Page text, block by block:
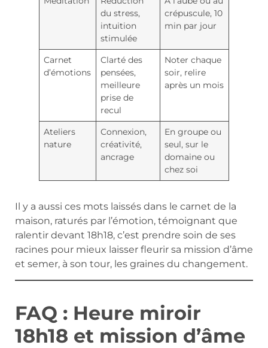
du stress,
intuition
stimulée
crépuscule, 10
min par jour
Carnet
d’émotions
Clarté des
pensées,
meilleure
prise de
recul
Noter chaque
soir, relire
après un mois
Ateliers
nature
Connexion,
créativité,
ancrage
En groupe ou
seul, sur le
domaine ou
chez soi
Il y a aussi ces mots laissés dans le carnet de la
maison, raturés par l’émotion, témoignant que
ralentir devant 18h18, c’est prendre soin de ses
racines pour mieux laisser fleurir sa mission d’âme
et semer, à son tour, les graines du changement.
FAQ : Heure miroir
18h18 et mission d’âme